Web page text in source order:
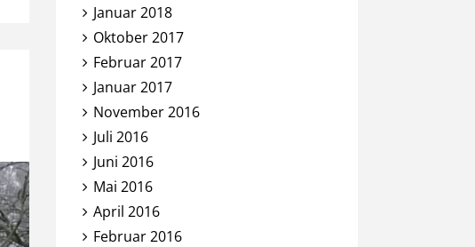
Januar 2018
Oktober 2017
Februar 2017
Januar 2017
November 2016
Juli 2016
Juni 2016
Mai 2016
April 2016
Februar 2016